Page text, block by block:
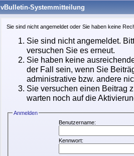
vBulletin-Systemmitteilung
Sie sind nicht angemeldet oder Sie haben keine
Sie sind nicht angemeldet.
versuchen Sie es erneut.
Sie haben keine
der Fall sein, wenn Sie
administrative bzw. andere
Sie versuchen einen Beitrag
warten noch auf die
Anmelden
Benutzername:
Kennwort: